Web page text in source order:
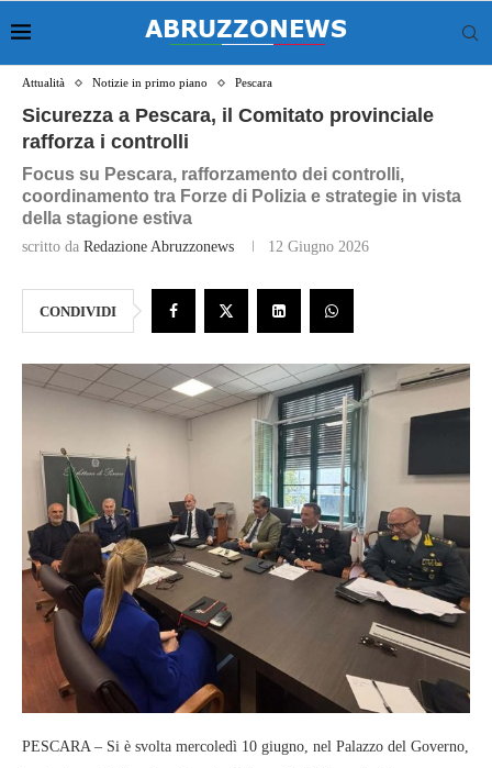
Attualità Notizie in primo piano Pescara
Sicurezza a Pescara, il Comitato provinciale
rafforza i controlli
Focus su Pescara, rafforzamento dei controlli,
coordinamento tra Forze di Polizia e strategie in vista
della stagione estiva
scritto da Redazione Abruzzonews 12 Giugno 2026
CONDIVIDI
PESCARA – Si è svolta mercoledì 10 giugno, nel Palazzo del Governo,